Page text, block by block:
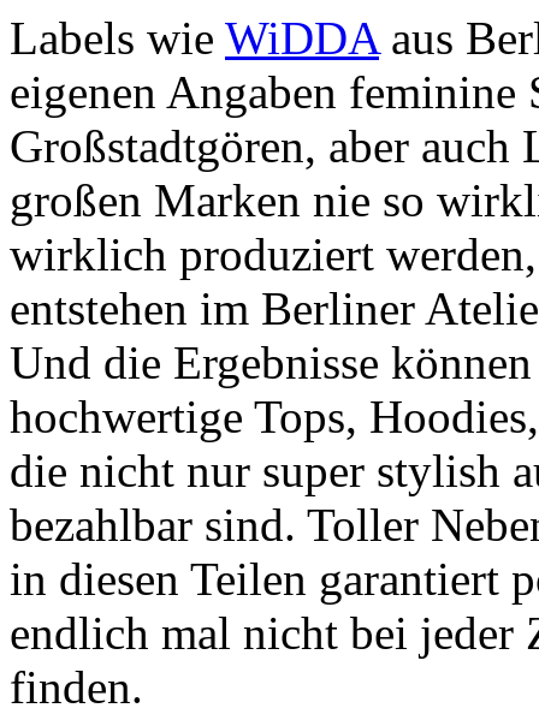
Labels wie WiDDAaus
eigenen Angaben
Großstadtgören, aber
großen Marken nie so
wirklich produziert
entstehen im Berliner
Und die Ergebnisse
hochwertige Tops,
die nicht nur super stylish
bezahlbar sind. Toller
in diesen Teilen garantiert
endlich mal nicht bei jeder
finden.